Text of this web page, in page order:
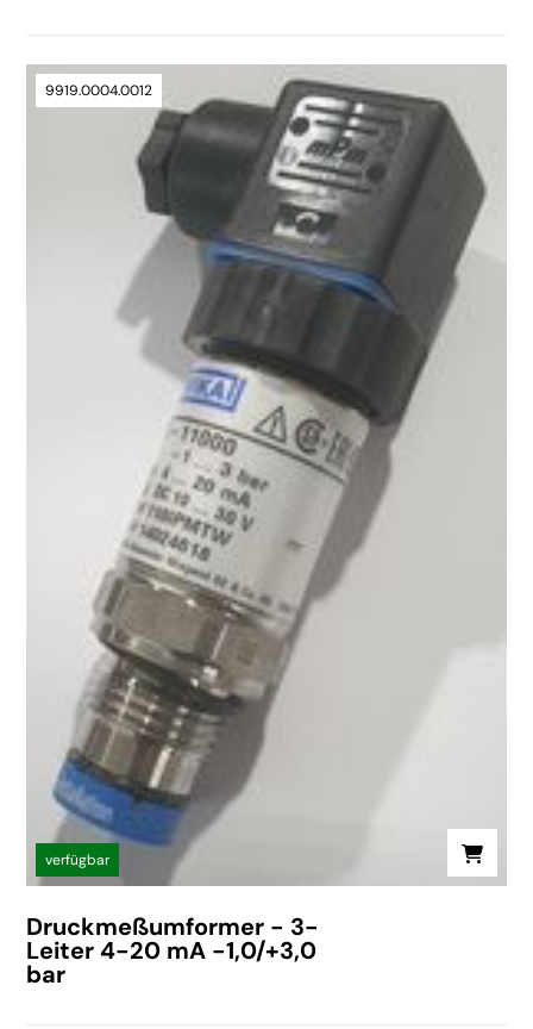
9919.0004.0012
verfügbar
Druckmeßumformer - 3-
Leiter 4-20 mA -1,0/+3,0
bar